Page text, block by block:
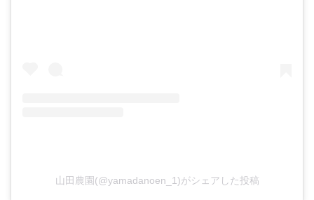
山田農園(@yamadanoen_1)がシェアした投稿